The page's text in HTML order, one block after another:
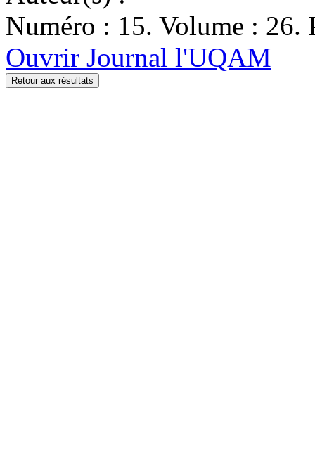
Numéro : 15. Volume : 26.
Ouvrir Journal l'UQAM
Retour aux résultats